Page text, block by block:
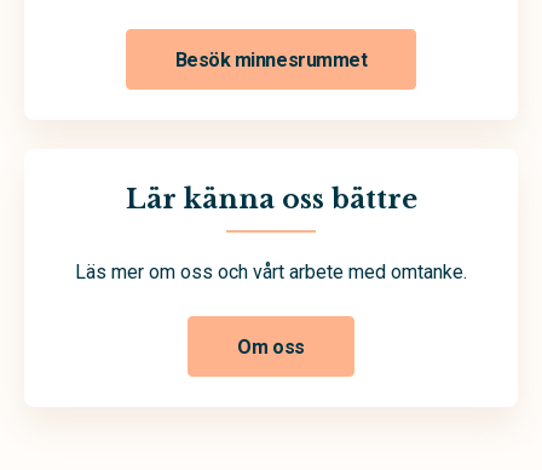
Besök minnesrummet
Lär känna oss bättre
Läs mer om oss och vårt arbete med omtanke.
Om oss